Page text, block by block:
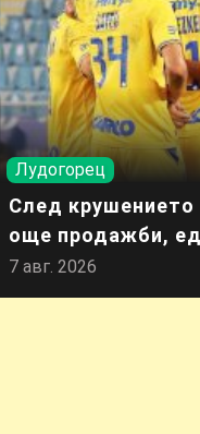
Лудогорец
След
още продажби,
7 авг. 2026